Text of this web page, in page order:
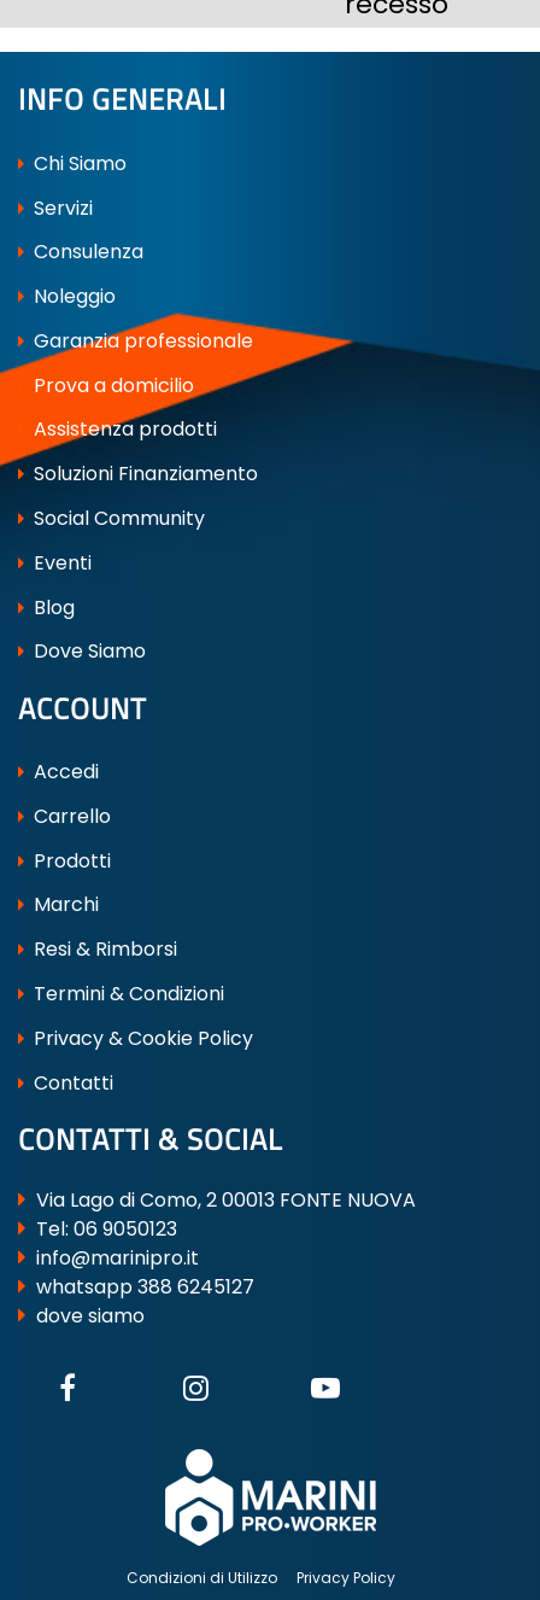
INFO GENERALI
Chi Siamo
Servizi
Consulenza
Noleggio
Garanzia professionale
Prova a domicilio
Assistenza prodotti
Soluzioni Finanziamento
Social Community
Eventi
Blog
Dove Siamo
ACCOUNT
Accedi
Carrello
Prodotti
Marchi
Resi & Rimborsi
Termini & Condizioni
Privacy & Cookie Policy
Contatti
CONTATTI & SOCIAL
Via Lago di Como, 2 00013 FONTE NUOVA
Tel: 06 9050123
info@marinipro.it
whatsapp 388 6245127
dove siamo
Condizioni di Utilizzo Privacy Policy